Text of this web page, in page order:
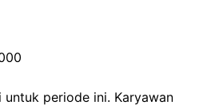
periode ini. Karyawan